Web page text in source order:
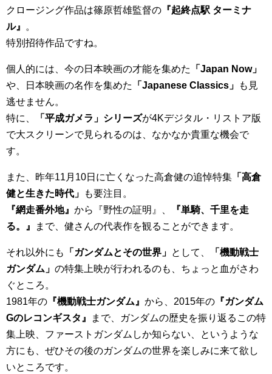
クロージング作品は篠原哲雄監督の 『起終点駅 ターミナ
ル』
。
特別招待作品ですね。
個人的には、今の日本映画の才能を集めた
「Japan Now」
や、日本映画の名作を集めた
「Japanese Classics」
も見
逃せません。
特に、
「平成ガメラ」シリーズが4Kデジタル・リストア版
で大スクリーンで見られるのは、なかなか貴重な機会で
す。
また、昨年11月10日に亡くなった高倉健の追悼特集 「高倉
健と生きた時代」
も要注目。
『網走番外地』 から『野性の証明』、
『単騎、千里を走
る。』
まで、健さんの代表作を観ることができます。
それ以外にも 「ガンダムとその世界」 として、
「機動戦士
ガンダム」 の特集上映が行われるのも、ちょっと血がさわ
ぐところ。
1981年の 『機動戦士ガンダム』 から、2015年の 『ガンダム
Gのレコンギスタ』
まで、ガンダムの歴史を振り返るこの特
集上映、ファーストガンダムしか知らない、というような
方にも、ぜひその後のガンダムの世界を楽しみに来て欲し
いところです。